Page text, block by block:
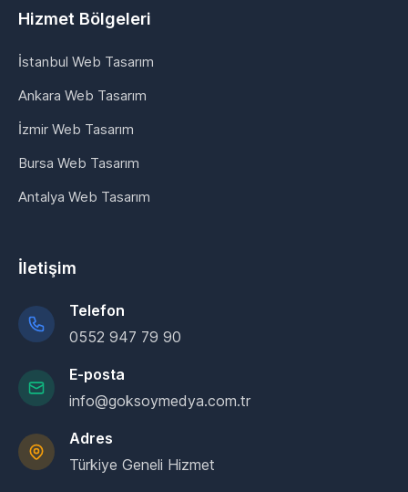
Hizmet Bölgeleri
İstanbul Web Tasarım
Ankara Web Tasarım
İzmir Web Tasarım
Bursa Web Tasarım
Antalya Web Tasarım
İletişim
Telefon
0552 947 79 90
E-posta
info@goksoymedya.com.tr
Adres
Türkiye Geneli Hizmet